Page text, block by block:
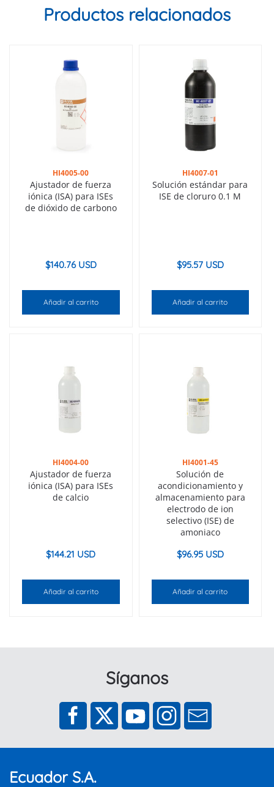
Productos relacionados
HI4005-00
Ajustador de fuerza
iónica (ISA) para ISEs
de dióxido de carbono
$140.76 USD
Añadir al carrito
HI4007-01
Solución estándar para
ISE de cloruro 0.1 M
$95.57 USD
Añadir al carrito
HI4004-00
Ajustador de fuerza
iónica (ISA) para ISEs
de calcio
$144.21 USD
Añadir al carrito
HI4001-45
Solución de
acondicionamiento y
almacenamiento para
electrodo de ion
selectivo (ISE) de
amoniaco
$96.95 USD
Añadir al carrito
Síganos
Ecuador S.A.